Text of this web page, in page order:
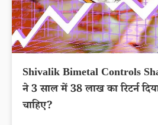
Shivalik Bimetal Controls
ने 3 साल में 38 लाख का रिटर्न
चाहिए?